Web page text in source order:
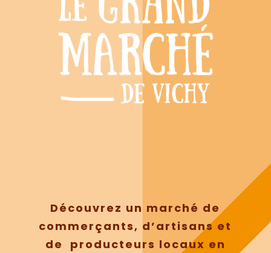
Découvrez un marché de
commerçants, d’artisans et
de producteurs locaux en